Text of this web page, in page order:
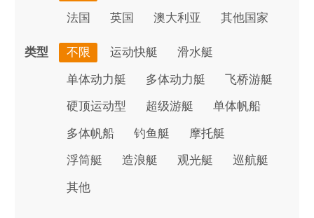
法国 英国 澳大利亚 其他国家
类型 不限 运动快艇 滑水艇
单体动力艇 多体动力艇 飞桥游艇
硬顶运动型 超级游艇 单体帆船
多体帆船 钓鱼艇 摩托艇
浮筒艇 造浪艇 观光艇 巡航艇
其他